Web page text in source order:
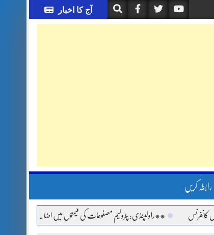
آج کا اخبار
رابطہ کریں
**راولپنڈی: پٹرولیم مصنوعات کی قیمتوں میں اضافے اور مہنگائی کے خلاف